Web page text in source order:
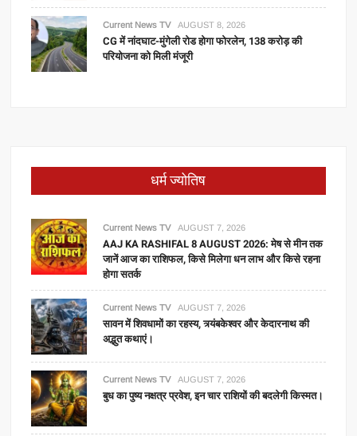
Current News TV AUGUST 8, 2026
CG में नांदघाट-मुंगेली रोड होगा फोरलेन, 138 करोड़ की
परियोजना को मिली मंजूरी
धर्म ज्योतिष
Current News TV AUGUST 7, 2026
AAJ KA RASHIFAL 8 AUGUST 2026: मेष से मीन तक
जानें आज का राशिफल, किसे मिलेगा धन लाभ और किसे रहना
होगा सतर्क
Current News TV AUGUST 7, 2026
सावन में शिवधामों का रहस्य, त्र्यंबकेश्वर और केदारनाथ की
अद्भुत कथाएं।
Current News TV AUGUST 7, 2026
बुध का पुष्य नक्षत्र प्रवेश, इन चार राशियों की बदलेगी किस्मत।